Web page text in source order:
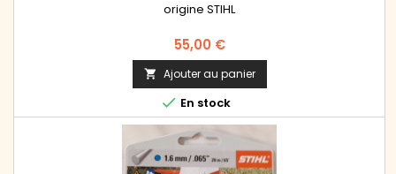
origine STIHL
Prix
55,00 €
 Ajouter au panier
 En stock